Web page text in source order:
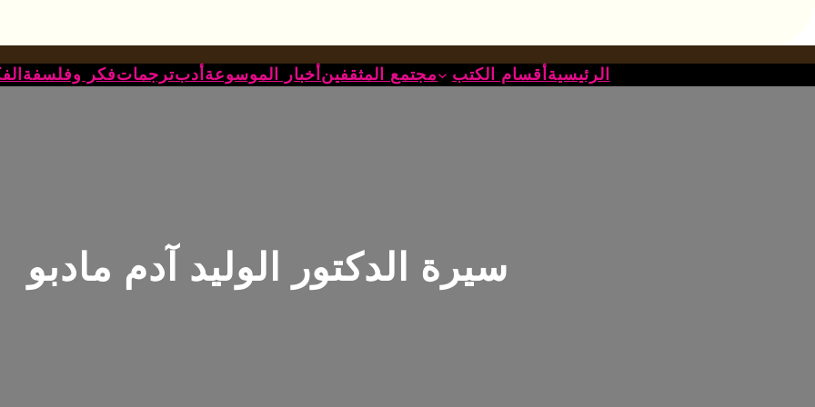
الرئيسية أقسام الكتب مجتمع المثقفين أخبار الموسوعة أدبترجماتفكر وفلسفة
سيرة الدكتور الوليد آدم مادبو